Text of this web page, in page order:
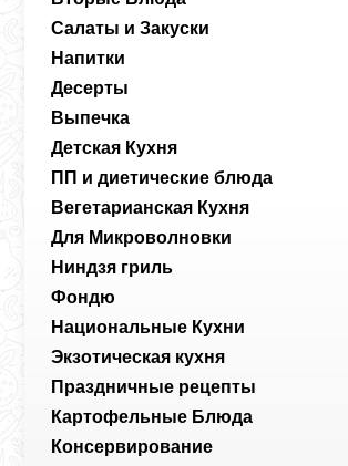
Салаты и Закуски
Напитки
Десерты
Выпечка
Детская Кухня
ПП и диетические блюда
Вегетарианская Кухня
Для Микроволновки
Ниндзя гриль
Фондю
Национальные Кухни
Экзотическая кухня
Праздничные рецепты
Картофельные Блюда
Консервирование